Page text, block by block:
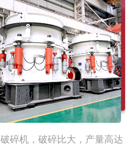
碎机，破碎比大，产量高达